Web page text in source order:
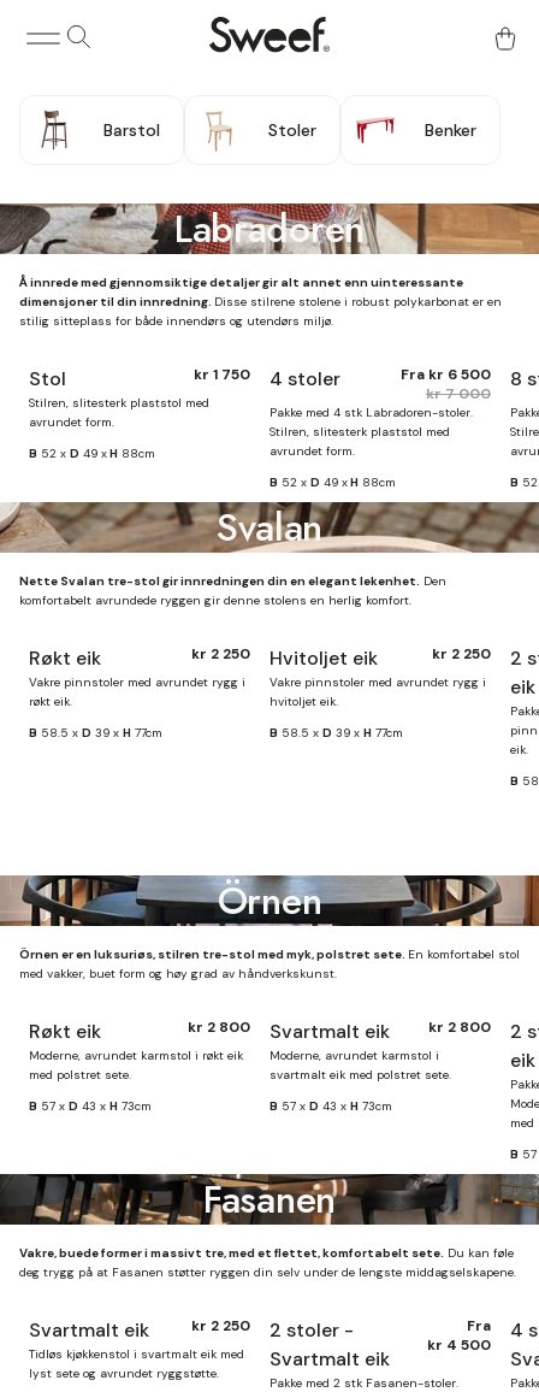
Stoler & benker
Barstol Stoler Benker
Labradoren
Å innrede med gjennomsiktige detaljer gir alt annet enn uinteressante
dimensjoner til din innredning. Disse stilrene stolene i robust polykarbonat er en
stilig sitteplass for både innendørs og utendørs miljø.
Finnes på lager
Stol kr 1 750
Stilren, slitesterk plaststol med
avrundet form.
B 52 x D 49 xH 88cm
4 stoler Fra kr 6 500
kr 7 000
Pakke med 4 stk Labradoren-stoler.
Stilren, slitesterk plaststol med
avrundet form.
B 52 x D 49 xH 88cm
8
B
Svalan
Nette Svalan tre-stol gir innredningen din en elegant lekenhet. Den
komfortabelt avrundede ryggen gir denne stolens en herlig komfort.
Finnes på lager
Røkt eik kr 2 250
Vakre pinnstoler med avrundet rygg i
røkt eik.
B 58.5 x D 39 x H 77cm
Finnes på lager
Hvitoljet eik kr 2 250
Vakre pinnstoler med avrundet rygg i
hvitoljet eik.
B 58.5 x D 39 x H 77cm
2
eik
eik.
B
Örnen
Örnen er en luksuriøs, stilren tre-stol med myk, polstret sete. En komfortabel stol
med vakker, buet form og høy grad av håndverkskunst.
Finnes på lager
Røkt eik kr 2 800
Moderne, avrundet karmstol i røkt eik
med polstret sete.
B 57 x D 43 x H 73cm
Svartmalt eik kr 2 800
Moderne, avrundet karmstol i
svartmalt eik med polstret sete.
B 57 x D 43 x H 73cm
2
eik
med
B
Fasanen
Vakre, buede former i massivt tre, med et flettet, komfortabelt sete. Du kan føle
deg trygg på at Fasanen støtter ryggen din selv under de lengste middagselskapene.
Finnes på lager
Svartmalt eik kr 2 250
Tidløs kjøkkenstol i svartmalt eik med
lyst sete og avrundet ryggstøtte.
2 stoler -
Svartmalt eik
Fra
kr 4 500
Pakke med 2 stk Fasanen-stoler.
4